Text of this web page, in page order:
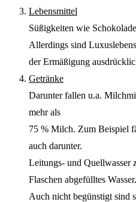
Lebensmittel
Süßigkeiten wie
Allerdings sind
der Ermäßigung
Getränke
Darunter fallen u.a.
mehr als
75 % Milch. Zum Beispiel
auch darunter.
Leitungs- und Quellwasser
Flaschen abgefülltes Wasser.
Auch nicht begünstigt sind